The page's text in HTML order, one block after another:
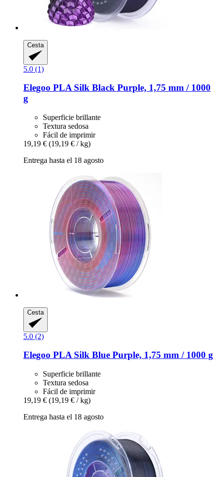
Cesta
5.0 (1)
Elegoo PLA Silk Black Purple, 1,75 mm / 1000
g
Superficie brillante
Textura sedosa
Fácil de imprimir
19,19 € (19,19 € / kg)
Entrega hasta el 18 agosto
Cesta
5.0 (2)
Elegoo PLA Silk Blue Purple, 1,75 mm / 1000 g
Superficie brillante
Textura sedosa
Fácil de imprimir
19,19 € (19,19 € / kg)
Entrega hasta el 18 agosto